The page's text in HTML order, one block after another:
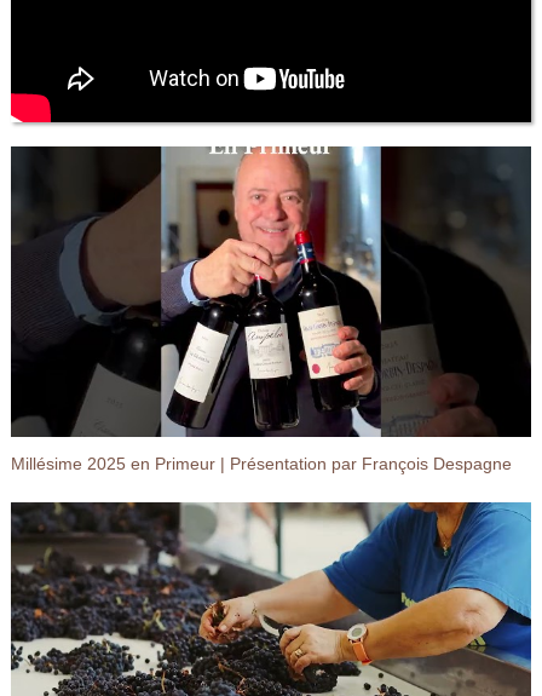
Millésime 2025 en Primeur | Présentation par François Despagne